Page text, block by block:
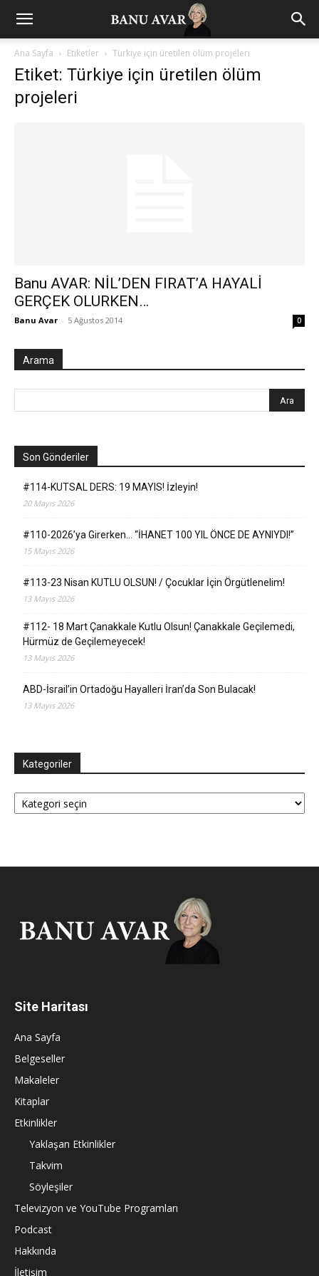
Ana Sayfa Etiketler Türkiye için üretilen ölüm projeleri
Etiket: Türkiye için üretilen ölüm
projeleri
Banu AVAR: NİL’DEN FIRAT’A HAYALİ
GERÇEK OLURKEN…
Banu Avar - 5 Ağustos 2014 0
Arama
Son Gönderiler
#114-KUTSAL DERS: 19 MAYIS! İzleyin!
20 Mayıs 2026
#110-2026’ya Girerken… “İHANET 100 YIL ÖNCE DE AYNIYDI!”
15 Mayıs 2026
#113-23 Nisan KUTLU OLSUN! / Çocuklar İçin Örgütlenelim!
13 Mayıs 2026
#112- 18 Mart Çanakkale Kutlu Olsun! Çanakkale Geçilemedi,
Hürmüz de Geçilemeyecek!
13 Mayıs 2026
ABD-İsrail’in Ortadoğu Hayalleri İran’da Son Bulacak!
13 Mayıs 2026
Kategoriler
Kategoriler
Site Haritası
Ana Sayfa
Belgeseller
Makaleler
Kitaplar
Etkinlikler
Yaklaşan Etkinlikler
Takvim
Söyleşiler
Televizyon ve YouTube Programları
Podcast
Hakkında
İletişim